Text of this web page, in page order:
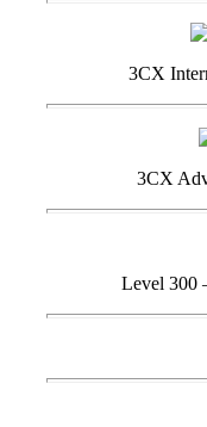
3CX
3CX
Level 300